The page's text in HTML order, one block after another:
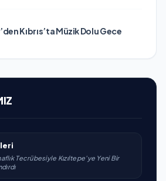
Kıbrıs’ta Müzik Dolu Gece
Tecrübesiyle Kızıltepe'ye Yeni Bir